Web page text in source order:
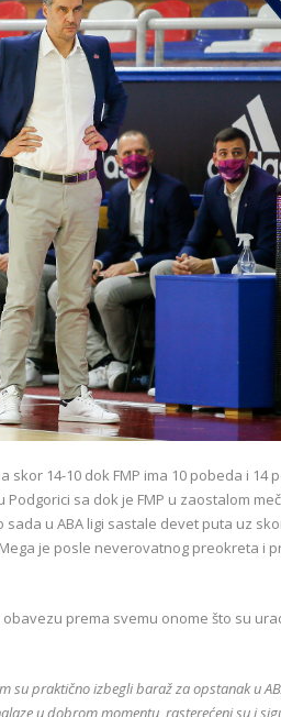
14-10 dok FMP ima 10 pobeda i 14
sa dok je FMP u zaostalom
u ABA ligi sastale devet puta uz
je posle neverovatnog preokreta i
prema svemu onome što su
su praktično izbegli baraž za opstanak u
u dobrom momentu, rasterećeni su i